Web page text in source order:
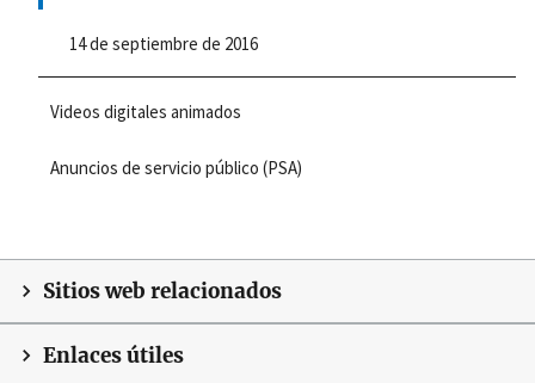
14 de septiembre de 2016
Videos digitales animados
Anuncios de servicio público (PSA)
Sitios web relacionados
Enlaces útiles